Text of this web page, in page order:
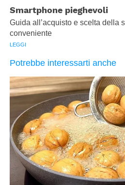
Smartphone pieghevoli
Guida all’acquisto e scelta della
conveniente
LEGGI